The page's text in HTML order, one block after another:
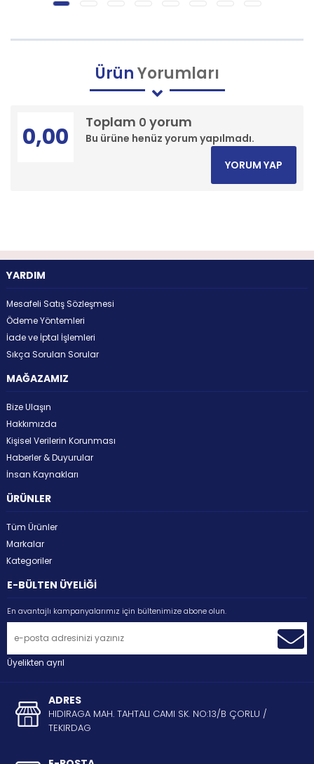
ÜrünYorumları
Toplam 0 yorum
Bu ürüne henüz yorum yapılmadı.
0,00
YORUM YAP
YARDIM
Mesafeli Satış Sözleşmesi
Ödeme Yöntemleri
İade ve İptal İşlemleri
Sıkça Sorulan Sorular
MAĞAZAMIZ
Bize Ulaşın
Hakkımızda
Kişisel Verilerin Korunması
Haberler & Duyurular
İnsan Kaynakları
ÜRÜNLER
Tüm Ürünler
Markalar
Kategoriler
E-BÜLTEN ÜYELİĞİ
En avantajlı kampanyalarımız için bültenimize abone olun.
Üyelikten ayrıl
ADRES
HIDIRAGA MAH. TAHTALI CAMI SK. NO:13/B ÇORLU /
TEKIRDAG